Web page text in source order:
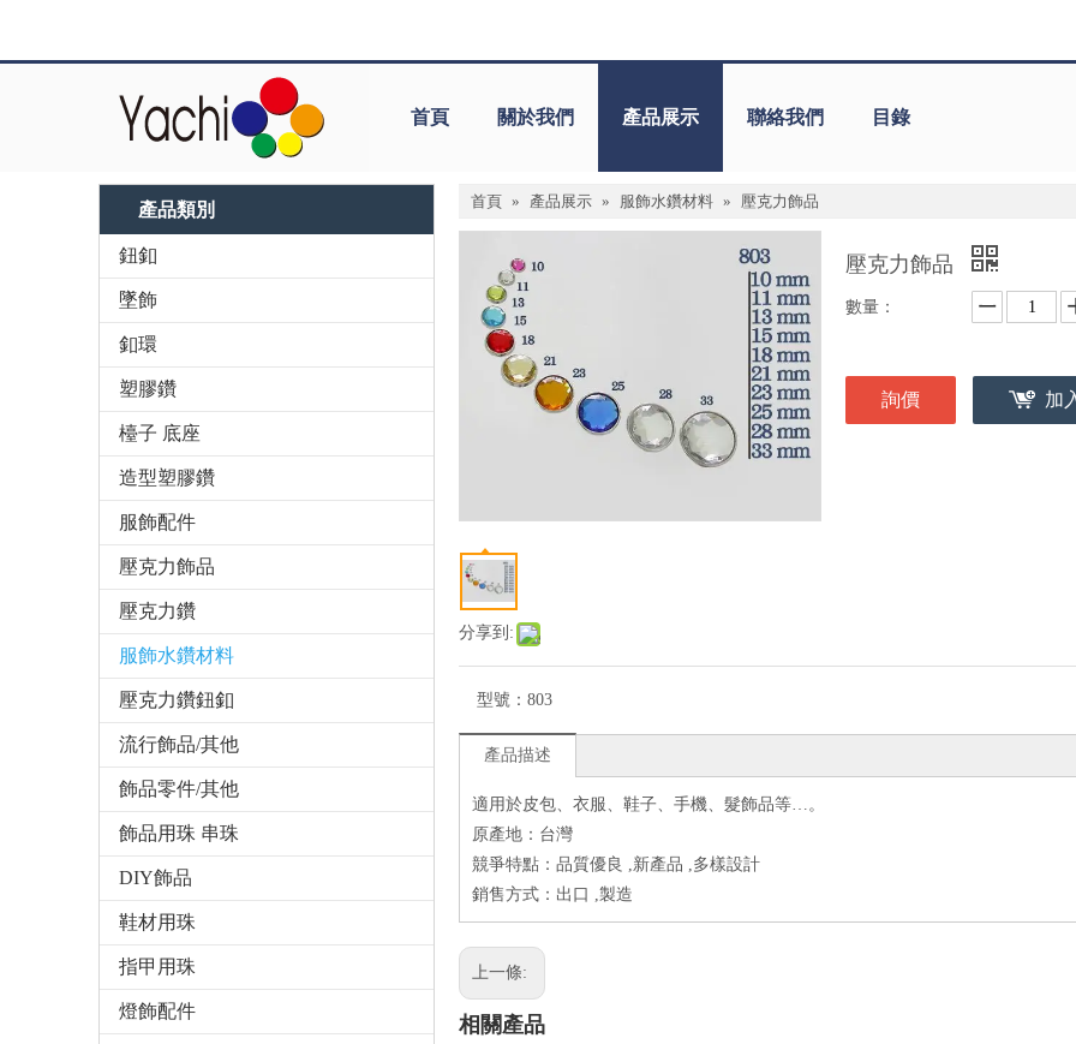
首頁 關於我們 產品展示 聯絡我們 目錄
產品類別
鈕釦
墜飾
釦環
塑膠鑽
檯子 底座
造型塑膠鑽
服飾配件
壓克力飾品
壓克力鑽
服飾水鑽材料
壓克力鑽鈕釦
流行飾品/其他
飾品零件/其他
飾品用珠 串珠
DIY飾品
鞋材用珠
指甲用珠
燈飾配件
首頁 » 產品展示 » 服飾水鑽材料 » 壓克力飾品
分享到:
壓克力飾品
數量：
詢價 加
型號： 803
產品描述
適用於皮包、衣服、鞋子、手機、髮飾品等…。
原產地：台灣
競爭特點：品質優良 ,新產品 ,多樣設計
銷售方式：出口 ,製造
上一條:
相關產品